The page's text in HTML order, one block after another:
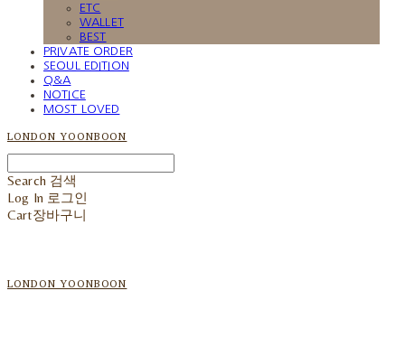
ETC
WALLET
BEST
PRIVATE ORDER
SEOUL EDITION
Q&A
NOTICE
MOST LOVED
LONDON YOONBOON
Search 검색
Log In 로그인
Cart장바구니
LONDON YOONBOON